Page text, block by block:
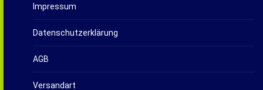
Impressum
Datenschutzerklärung
AGB
Versandart